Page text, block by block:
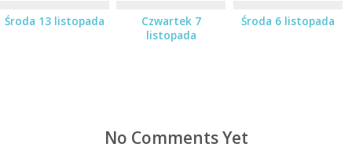
Środa 13 listopada
Czwartek 7
listopada
Środa 6 listopada
No Comments Yet